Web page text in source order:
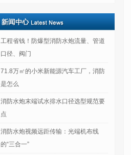
工程省钱！防爆型消防水炮流量、管道
口径、阀门
71.8万㎡的小米新能源汽车工厂，消防
是怎么
消防水炮末端试水排水口径选型规范要
点
消防水炮视频远距传输：光端机布线
的“三合一”